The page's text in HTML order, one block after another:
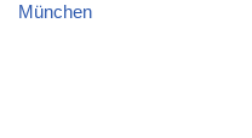
München